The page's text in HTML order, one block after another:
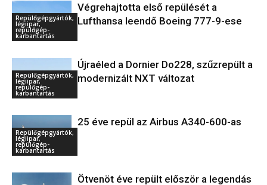
Repülőgépgyártók,
légiipar,
repülőgép-
karbantartás
Végrehajtotta első repülését a
Lufthansa leendő Boeing 777-9-ese
Repülőgépgyártók,
légiipar,
repülőgép-
karbantartás
Újraéled a Dornier Do228, szűzrepült a
modernizált NXT változat
Repülőgépgyártók,
légiipar,
repülőgép-
karbantartás
25 éve repül az Airbus A340-600-as
Ötvenöt éve repült először a legendás